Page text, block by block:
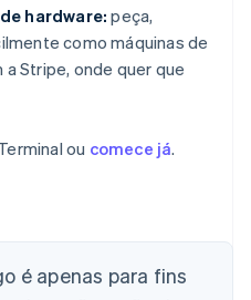
hardware: peça,
como máquinas de
Stripe, onde quer que
ou comece já.
é apenas para fins